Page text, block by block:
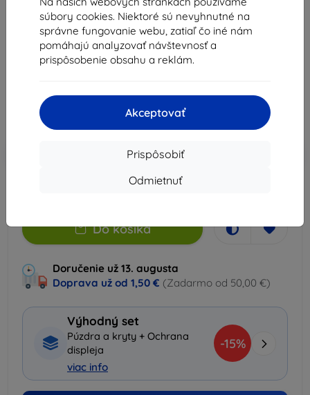
súbory cookies. Niektoré sú nevyhnutné na
správne fungovanie webu, zatiaľ čo iné nám
pomáhajú analyzovať návštevnosť a
prispôsobenie obsahu a reklám.
Akceptovať
Prispôsobiť
Odmietnuť
PC+TPU, tenké, chráni displej a objektív, kompatibilné s
MagSafe nabíjaním, licencované.
Popis a špecifikácia
22,41 €
Cena bez DPH
Zľava s kupónomEXTRA10
Do košíka
Doručenie už 13. augusta
Doprava už od 1,50 € (Zadarmo od 50,00 €)
Výhodný set
Púzdra a kryty + Ochrana
displeja
viac info
-15%